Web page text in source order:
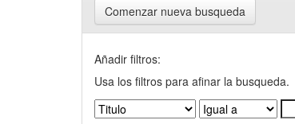
Comenzar nueva busqueda
Añadir filtros:
Usa los filtros para afinar la busqueda.